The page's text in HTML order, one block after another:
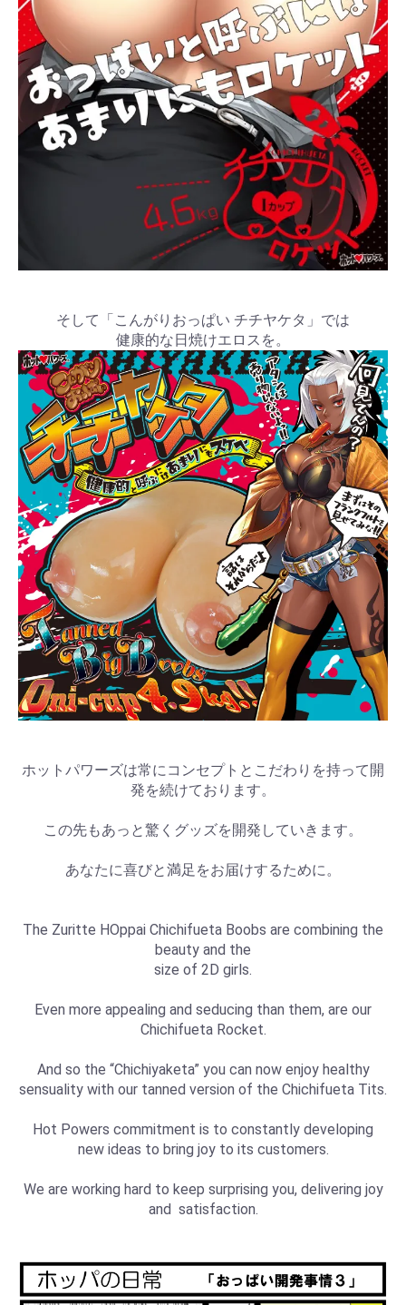
そして「こんがりおっぱい チチヤケタ」では
健康的な日焼けエロスを。
ホットパワーズは常にコンセプトとこだわりを持って開
発を続けております。
この先もあっと驚くグッズを開発していきます。
あなたに喜びと満足をお届けするために。
The Zuritte HOppai Chichifueta Boobs are combining the
beauty and the
size of 2D girls.
Even more appealing and seducing than them, are our
Chichifueta Rocket.
And so the “Chichiyaketa” you can now enjoy healthy
sensuality with our tanned version of the Chichifueta Tits.
Hot Powers commitment is to constantly developing
new ideas to bring joy to its customers.
We are working hard to keep surprising you, delivering joy
and satisfaction.